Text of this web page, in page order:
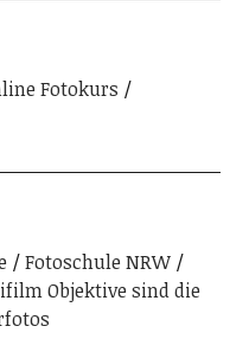
Fotokurs
Fotoschule NRW
Objektive sind die